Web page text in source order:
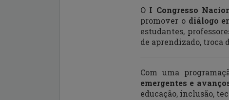
O I Congresso
promover o diálogo
estudantes,
de aprendizado, troca
Com uma
emergentes e
educação, inclusão,